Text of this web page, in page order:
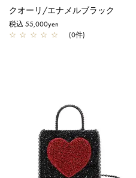
クオーリ/エナメルブラック
税込 55,000yen
☆ ☆ ☆ ☆ ☆ (0件)